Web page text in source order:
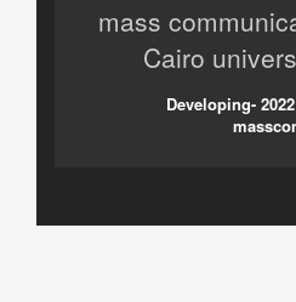
mass
Cairo
Developing-